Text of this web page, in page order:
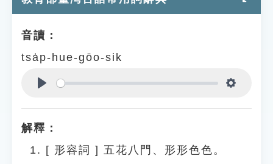
遊戲專區
貓頭鷹博士
音讀：
tsa̍p-hue-gōo-sik
解釋：
[ 形容詞 ] 五花八門、形形色色。